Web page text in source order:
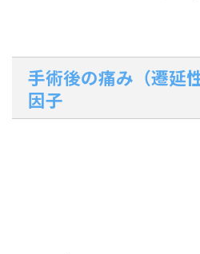
手術後の痛み（遷延
因子